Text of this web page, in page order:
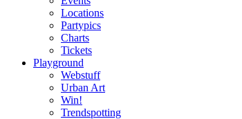
Locations
Partypics
Charts
Tickets
Playground
Webstuff
Urban Art
Win!
Trendspotting